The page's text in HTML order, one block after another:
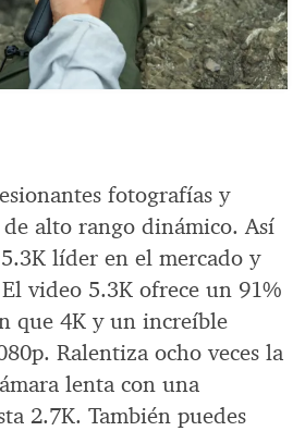
fotografías y
alto rango dinámico. Así
líder en el mercado y
video 5.3K ofrece un 91%
que 4K y un increíble
Ralentiza ocho veces la
lenta con una
2.7K. También puedes